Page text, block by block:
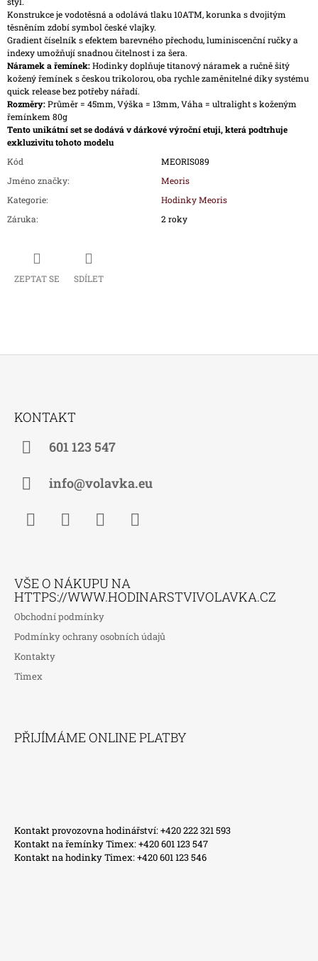
Konstrukce je vodotěsná a odolává tlaku 10ATM, korunka s dvojitým
těsněním zdobí symbol české vlajky.
Gradient číselník s efektem barevného přechodu, luminiscenční ručky a
indexy umožňují snadnou čitelnost i za šera.
Náramek a řemínek:Hodinky doplňuje titanový náramek a ručně šitý
kožený řemínek s českou trikolorou, oba rychle zaměnitelné díky systému
quick release bez potřeby nářadí.
Rozměry:Průměr = 45mm, Výška = 13mm, Váha = ultralight s koženým
řemínkem 80g
Tento unikátní set se dodává v dárkové výroční etuji, která podtrhuje
exkluzivitu tohoto modelu
Kód
MEORIS089
Jméno značky:
Meoris
Kategorie:
Hodinky Meoris
Záruka: 2 roky
ZEPTAT SE SDÍLET
KONTAKT
601 123 547
info@volavka.eu
VŠE O NÁKUPU NA
HTTPS://WWW.HODINARSTVIVOLAVKA.CZ
Obchodní podmínky
Podmínky ochrany osobních údajů
Kontakty
Timex
PŘIJÍMÁME ONLINE PLATBY
Kontakt provozovna hodinářství: +420 222 321 593
Kontakt na řemínky Timex: +420 601 123 547
Kontakt na hodinky Timex: +420 601 123 546